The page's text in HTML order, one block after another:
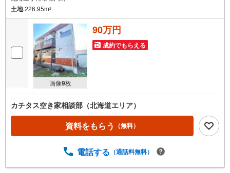
土地226.95m2
画像9枚
90万円
成約でもらえる
カチタス空き家相談部（北海道エリア）
資料をもらう （無料）
電話する （通話料無料）